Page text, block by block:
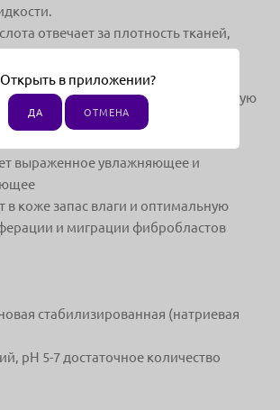
отвечает за плотность тканей,
в трехмерной организации
матрикса и биологическую
метаболизма. Гиалуроновая
выраженное увлажняющее и
в коже запас влаги и оптимальную
и миграции фибробластов
стабилизированная (натриевая
pH 5-7 достаточное количество
Открыть в приложении?
ДА ОТМЕНА